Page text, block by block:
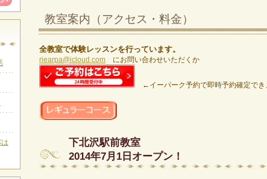
教室案内（アクセス・料金）
全教室で体験レッスンを行っています。
riearpa@icloud.com にお問い合わせいただくか
←イーパーク予約で即時予約確定でき
下北沢駅前教室
2014年7月1日オープン！